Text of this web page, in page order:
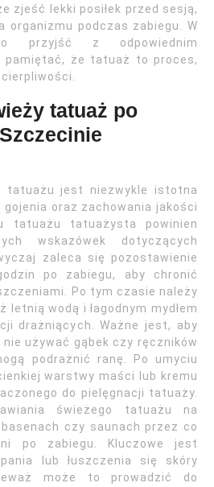
zjeść lekki posiłek przed sesją,
organizmu podczas zabiegu. W
przyjść z odpowiednim
pamiętać, że tatuaż to proces,
tatuaż po
tatuażu jest niezwykle istotna
gojenia oraz zachowania jakości
tatuażu tatuażysta powinien
wskazówek dotyczących
zaleca się pozostawienie
po zabiegu, aby chronić
Po tym czasie należy
wodą i łagodnym mydłem
drażniących. Ważne jest, aby
używać gąbek czy ręczników
podrażnić ranę. Po umyciu
warstwy maści lub kremu
do pielęgnacji tatuaży.
świeżego tatuażu na
czy saunach przez co
po zabiegu. Kluczowe jest
lub łuszczenia się skóry
może to prowadzić do